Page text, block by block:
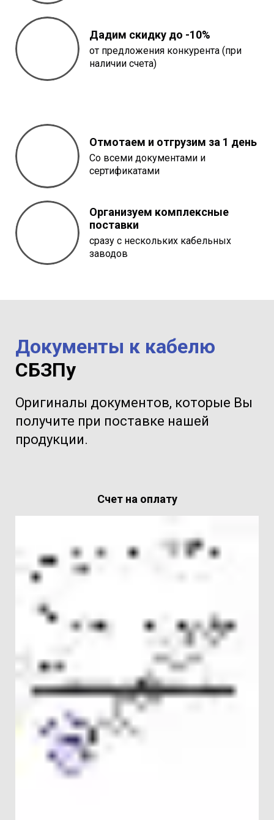
Дадим скидку до -10%
от предложения конкурента (при
наличии счета)
Отмотаем и отгрузим за 1 день
Со всеми документами и
сертификатами
Организуем комплексные
поставки
сразу с нескольких кабельных
заводов
Документы к кабелю
СБЗПу
Оригиналы документов, которые Вы
получите при поставке нашей
продукции.
Счет на оплату